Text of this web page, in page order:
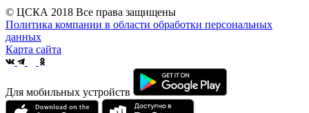
© ЦСКА 2018 Все права защищены
Политика компании в области обработки персональных
данных
Карта сайта
Для мобильных устройств